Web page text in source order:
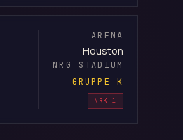
ARENA
Houston
NRG STADIUM
GRUPPE K
NRK 1